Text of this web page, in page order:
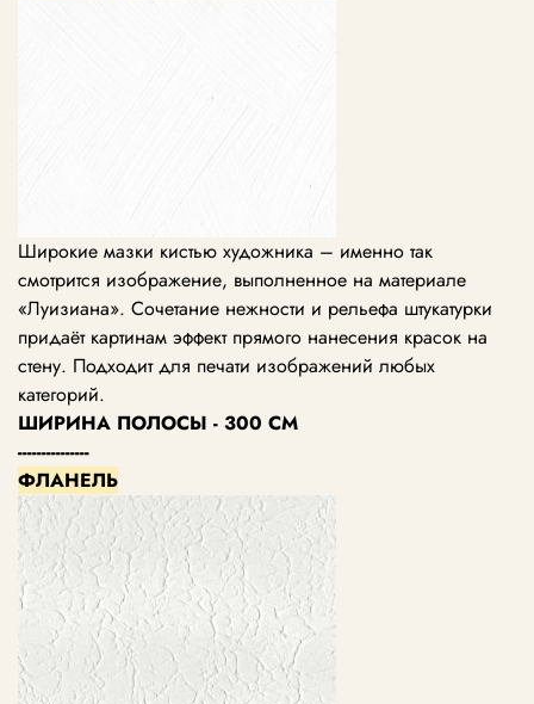
Широкие мазки кистью художника – именно так
смотрится изображение, выполненное на материале
«Луизиана». Сочетание нежности и рельефа штукатурки
придаёт картинам эффект прямого нанесения красок на
стену. Подходит для печати изображений любых
категорий.
ШИРИНА ПОЛОСЫ - 300 СМ
---------------
ФЛАНЕЛЬ